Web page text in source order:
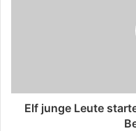
Elf junge Leute